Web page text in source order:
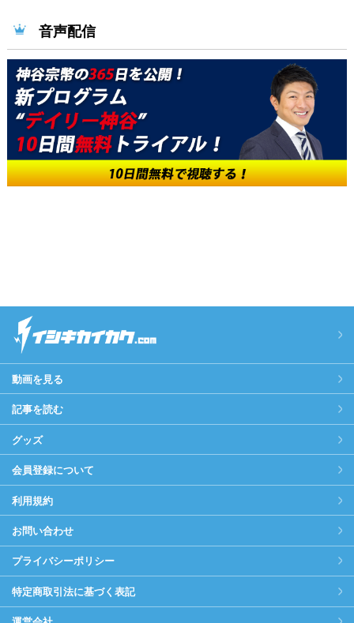
音声配信
動画を見る
記事を読む
グッズ
会員登録について
利用規約
お問い合わせ
プライバシーポリシー
特定商取引法に基づく表記